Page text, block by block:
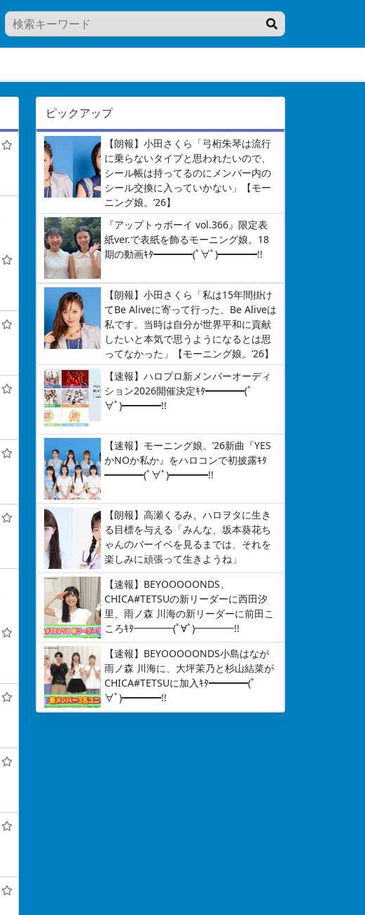
ピックアップ
【朗報】小田さくら「弓桁朱琴は流行
に乗らないタイプと思われたいので、
シール帳は持ってるのにメンバー内の
シール交換に入っていかない」【モー
ニング娘。’26】
『アップトゥボーイ vol.366』限定表
紙ver.で表紙を飾るモーニング娘。18
期の動画ｷﾀ━━━━(ﾟ∀ﾟ)━━━━!!
【朗報】小田さくら「私は15年間掛け
てBe Aliveに寄って行った、Be Aliveは
私です。当時は自分が世界平和に貢献
したいと本気で思うようになるとは思
ってなかった」【モーニング娘。’26】
【速報】ハロプロ新メンバーオーディ
ション2026開催決定ｷﾀ━━━━(ﾟ
∀ﾟ)━━━━!!
【速報】モーニング娘。’26新曲『YES
かNOか私か』をハロコンで初披露ｷﾀ
━━━━(ﾟ∀ﾟ)━━━━!!
【朗報】高瀬くるみ、ハロヲタに生き
る目標を与える「みんな、坂本葵花ち
ゃんのバーイベを見るまでは、それを
楽しみに頑張って生きようね」
【速報】BEYOOOOONDS、
CHICA#TETSUの新リーダーに西田汐
里、雨ノ森 川海の新リーダーに前田こ
ころｷﾀ━━━━(ﾟ∀ﾟ)━━━━!!
【速報】BEYOOOOONDS小島はなが
雨ノ森 川海に、大坪茉乃と杉山結菜が
CHICA#TETSUに加入ｷﾀ━━━━(ﾟ
∀ﾟ)━━━━!!